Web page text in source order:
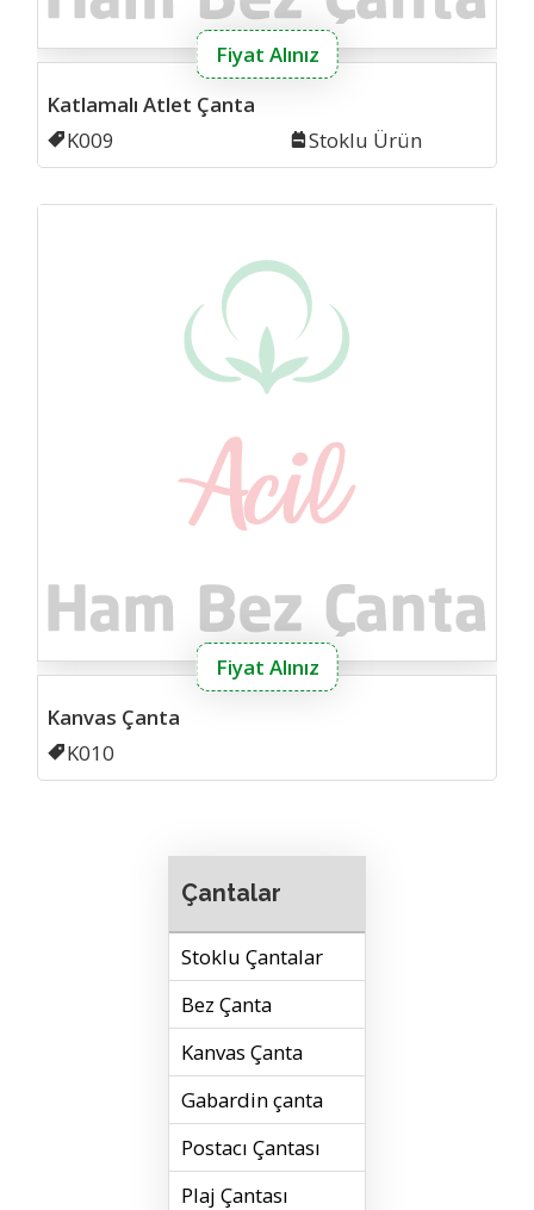
Fiyat Alınız
Katlamalı Atlet Çanta
Kodu
K009 Stok
Stoklu Ürün
Fiyat Alınız
Kanvas Çanta
Kodu
K010
Çantalar
Stoklu Çantalar
Bez Çanta
Kanvas Çanta
Gabardin çanta
Postacı Çantası
Plaj Çantası